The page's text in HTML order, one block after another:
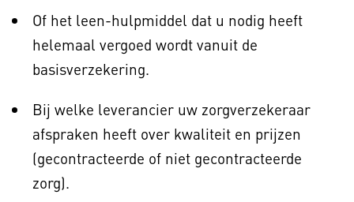
Of het leen-hulpmiddel dat u nodig heeft
helemaal vergoed wordt vanuit de
basisverzekering.
Bij welke leverancier uw zorgverzekeraar
afspraken heeft over kwaliteit en prijzen
(gecontracteerde of niet gecontracteerde
zorg).